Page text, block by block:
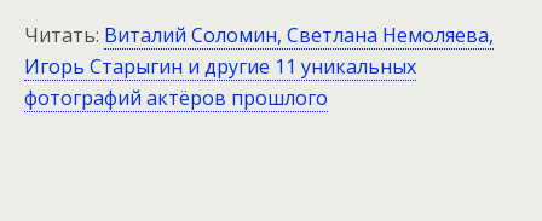
Читать: Виталий Соломин, Светлана Немоляева,
Игорь Старыгин и другие 11 уникальных
фотографий актёров прошлого